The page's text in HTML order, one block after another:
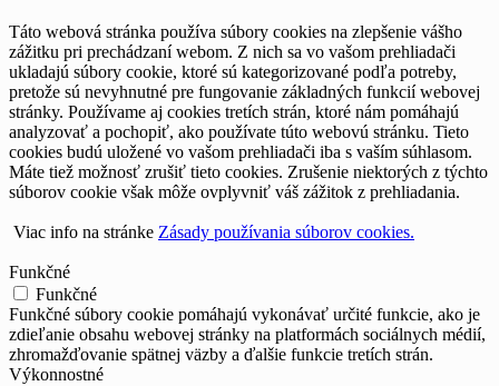
Táto webová stránka používa súbory cookies na zlepšenie vášho
zážitku pri prechádzaní webom. Z nich sa vo vašom prehliadači
ukladajú súbory cookie, ktoré sú kategorizované podľa potreby,
pretože sú nevyhnutné pre fungovanie základných funkcií webovej
stránky. Používame aj cookies tretích strán, ktoré nám pomáhajú
analyzovať a pochopiť, ako používate túto webovú stránku. Tieto
cookies budú uložené vo vašom prehliadači iba s vaším súhlasom.
Máte tiež možnosť zrušiť tieto cookies. Zrušenie niektorých z týchto
súborov cookie však môže ovplyvniť váš zážitok z prehliadania.
Viac info na stránke Zásady používania súborov cookies.
Funkčné
Funkčné
Funkčné súbory cookie pomáhajú vykonávať určité funkcie, ako je
zdieľanie obsahu webovej stránky na platformách sociálnych médií,
zhromažďovanie spätnej väzby a ďalšie funkcie tretích strán.
Výkonnostné